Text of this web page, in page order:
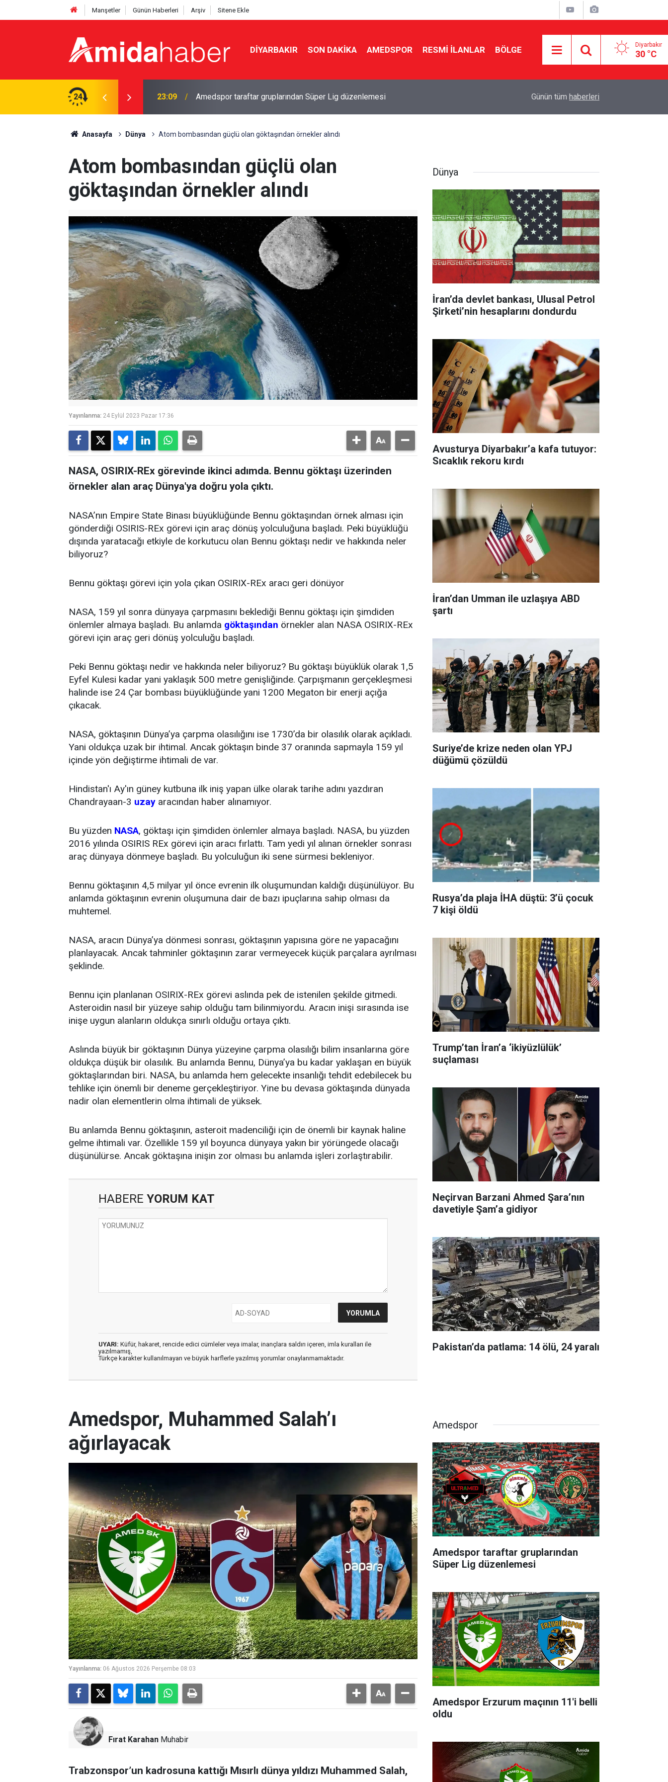
Manşetler Günün Haberleri Arşiv Sitene Ekle
DIYARBAKIR SON DAKIKA AMEDSPOR RESMI İLANLAR BÖLGE Diyarbakır
30 °C
24 23:09 Amedspor taraftar gruplarından Süper Lig düzenlemesi Demirtaş'a siyasi yasak gelecek mi? DEM'li
Günün tüm haberleri
Anasayfa Dünya Atom bombasından güçlü olan göktaşından örnekler alındı
Atom bombasından güçlü olan
göktaşından örnekler alındı
Yayınlanma: 24 Eylül 2023 Pazar 17:36
NASA, OSIRIX-REx görevinde ikinci adımda. Bennu göktaşı üzerinden
örnekler alan araç Dünya'ya doğru yola çıktı.
NASA’nın Empire State Binası büyüklüğünde Bennu göktaşından örnek alması için
gönderdiği OSIRIS-REx görevi için araç dönüş yolculuğuna başladı. Peki büyüklüğü
dışında yaratacağı etkiyle de korkutucu olan Bennu göktaşı nedir ve hakkında neler
biliyoruz?
Bennu göktaşı görevi için yola çıkan OSIRIX-REx aracı geri dönüyor
NASA, 159 yıl sonra dünyaya çarpmasını beklediği Bennu göktaşı için şimdiden
önlemler almaya başladı. Bu anlamda göktaşından örnekler alan NASA OSIRIX-REx
görevi için araç geri dönüş yolculuğu başladı.
Peki Bennu göktaşı nedir ve hakkında neler biliyoruz? Bu göktaşı büyüklük olarak 1,5
Eyfel Kulesi kadar yani yaklaşık 500 metre genişliğinde. Çarpışmanın gerçekleşmesi
halinde ise 24 Çar bombası büyüklüğünde yani 1200 Megaton bir enerji açığa
çıkacak.
NASA, göktaşının Dünya’ya çarpma olasılığını ise 1730’da bir olasılık olarak açıkladı.
Yani oldukça uzak bir ihtimal. Ancak göktaşın binde 37 oranında sapmayla 159 yıl
içinde yön değiştirme ihtimali de var.
Hindistan'ı Ay'ın güney kutbuna ilk iniş yapan ülke olarak tarihe adını yazdıran
Chandrayaan-3 uzay aracından haber alınamıyor.
Bu yüzden NASA, göktaşı için şimdiden önlemler almaya başladı. NASA, bu yüzden
2016 yılında OSIRIS REx görevi için aracı fırlattı. Tam yedi yıl alınan örnekler sonrası
araç dünyaya dönmeye başladı. Bu yolculuğun iki sene sürmesi bekleniyor.
Bennu göktaşının 4,5 milyar yıl önce evrenin ilk oluşumundan kaldığı düşünülüyor. Bu
anlamda göktaşının evrenin oluşumuna dair de bazı ipuçlarına sahip olması da
muhtemel.
NASA, aracın Dünya’ya dönmesi sonrası, göktaşının yapısına göre ne yapacağını
planlayacak. Ancak tahminler göktaşının zarar vermeyecek küçük parçalara ayrılması
şeklinde.
Bennu için planlanan OSIRIX-REx görevi aslında pek de istenilen şekilde gitmedi.
Asteroidin nasıl bir yüzeye sahip olduğu tam bilinmiyordu. Aracın inişi sırasında ise
inişe uygun alanların oldukça sınırlı olduğu ortaya çıktı.
Aslında büyük bir göktaşının Dünya yüzeyine çarpma olasılığı bilim insanlarına göre
oldukça düşük bir olasılık. Bu anlamda Bennu, Dünya’ya bu kadar yaklaşan en büyük
göktaşlarından biri. NASA, bu anlamda hem gelecekte insanlığı tehdit edebilecek bu
tehlike için önemli bir deneme gerçekleştiriyor. Yine bu devasa göktaşında dünyada
nadir olan elementlerin olma ihtimali de yüksek.
Bu anlamda Bennu göktaşının, asteroit madenciliği için de önemli bir kaynak haline
gelme ihtimali var. Özellikle 159 yıl boyunca dünyaya yakın bir yörüngede olacağı
düşünülürse. Ancak göktaşına inişin zor olması bu anlamda işleri zorlaştırabilir.
HABERE YORUM KAT
UYARI: Küfür, hakaret, rencide edici cümleler veya imalar, inançlara saldırı içeren, imla kuralları ile
yazılmamış,
Türkçe karakter kullanılmayan ve büyük harflerle yazılmış yorumlar onaylanmamaktadır.
Dünya
İran’da devlet bankası, Ulusal Petrol
Şirketi’nin hesaplarını dondurdu
Avusturya Diyarbakır’a kafa tutuyor:
Sıcaklık rekoru kırdı
İran’dan Umman ile uzlaşıya ABD
şartı
Suriye’de krize neden olan YPJ
düğümü çözüldü
Rusya’da plaja İHA düştü: 3’ü çocuk
7 kişi öldü
Trump’tan İran’a ‘ikiyüzlülük’
suçlaması
Neçirvan Barzani Ahmed Şara’nın
davetiyle Şam’a gidiyor
Pakistan’da patlama: 14 ölü, 24 yaralı
Amedspor, Muhammed Salah’ı
ağırlayacak
Yayınlanma: 06 Ağustos 2026 Perşembe 08:03
Fırat Karahan Muhabir
Trabzonspor’un kadrosuna kattığı Mısırlı dünya yıldızı Muhammed Salah,
Amedspor
Amedspor taraftar gruplarından
Süper Lig düzenlemesi
Amedspor Erzurum maçının 11'i belli
oldu